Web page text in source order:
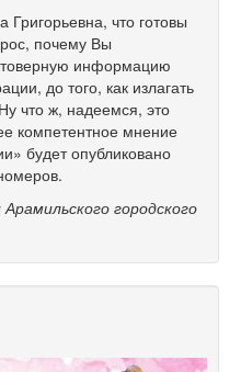
что готовы
почему Вы
информацию
до того, как излагать
что ж, надеемся, это
компетентное мнение
будет опубликовано
городского